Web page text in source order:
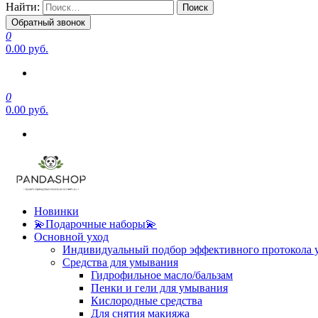
Найти:
Обратный звонок
0
0.00 руб.
0
0.00 руб.
Новинки
💫Подарочные наборы💫
Основной уход
Индивидуальный подбор эффективного протокола
Средства для умывания
Гидрофильное масло/бальзам
Пенки и гели для умывания
Кислородные средства
Для снятия макияжа